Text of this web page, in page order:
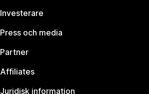
Investerare
Press och media
Partner
Affiliates
Juridisk information